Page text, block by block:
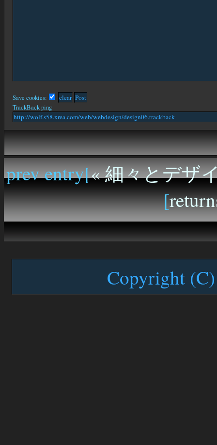
Save cookies:
TrackBack ping
prev entry[« 細々とデザ
[
Copyright